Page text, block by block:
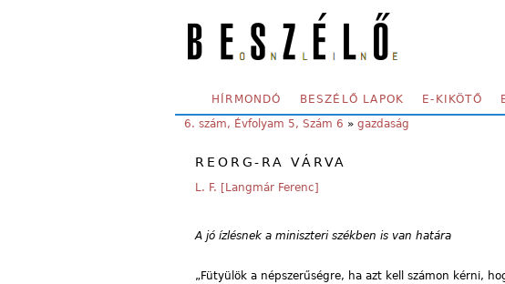
SECONDARY MENU
HÍRMONDÓ BESZÉLŐ LAPOK E-KIKÖTŐ
YOU ARE HERE:
6. szám, Évfolyam 5, Szám 6 » gazdaság
REORG-RA VÁRVA
L. F. [Langmár Ferenc]
A jó ízlésnek a miniszteri székben is van határa
„Fütyülök a népszerűségre, ha azt kell számon kérni,